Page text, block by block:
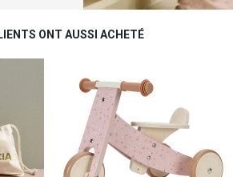
ONT AUSSI ACHETÉ